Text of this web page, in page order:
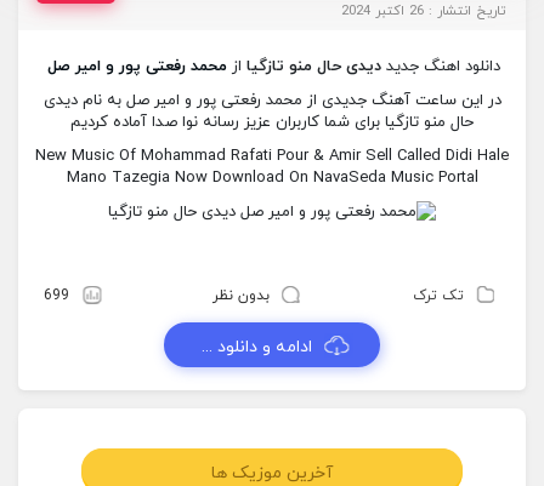
تاریخ انتشار : 26 اکتبر 2024
دانلود اهنگ جدیددیدی حال منو تازگیا ازمحمد رفعتی پور و امیر صل
در این ساعت آهنگ جدیدی از محمد رفعتی پور و امیر صل به نام دیدی
حال منو تازگیا برای شما کاربران عزیز رسانه نوا صدا آماده کردیم
New Music Of Mohammad Rafati Pour & Amir Sell Called Didi Hale
Mano Tazegia Now Download On NavaSeda Music Portal
تک ترک بدون نظر 699
ادامه و دانلود ...
آخرین موزیک ها